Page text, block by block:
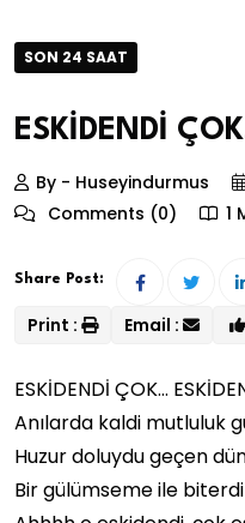
SON 24 SAAT
ESKİDENDİ
By - Huseyindurmus
Comments (0)
1
Share Post:
Print : Email :
ESKİDENDİ ÇOK…
Anılarda kaldi mutluluk
Huzur doluydu geçen
Bir gülümseme ile